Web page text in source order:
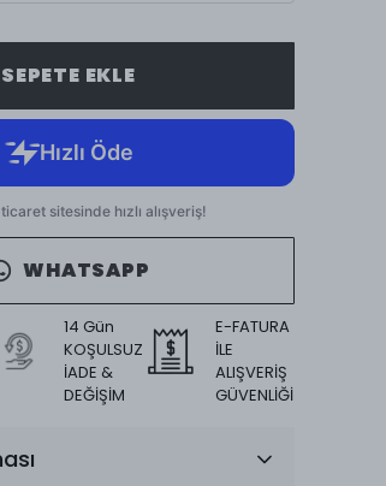
SEPETE EKLE
WHATSAPP
14 Gün
KOŞULSUZ
İADE &
DEĞİŞİM
E-FATURA
İLE
ALIŞVERİŞ
GÜVENLİĞİ